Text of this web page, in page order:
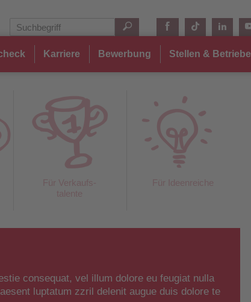
Karriere Bewerbung Stellen & Betriebe
Für Verkaufs-
talente
Für Ideenreiche
consequat, vel illum dolore eu feugiat nulla
luptatum zzril delenit augue duis dolore te